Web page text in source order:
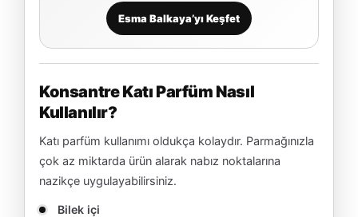
Esma Balkaya’yı Keşfet
Konsantre Katı Parfüm Nasıl
Kullanılır?
Katı parfüm kullanımı oldukça kolaydır. Parmağınızla
çok az miktarda ürün alarak nabız noktalarına
nazikçe uygulayabilirsiniz.
Bilek içi